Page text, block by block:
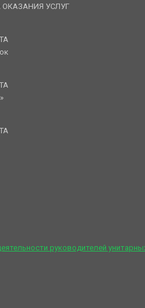
ОКАЗАНИЯ УСЛУГ
руководителей